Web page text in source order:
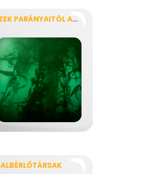
A VIZEK PARÁNYAITÓL A VÍZISIKLÓKIG
ALBÉRLŐTÁRSAK